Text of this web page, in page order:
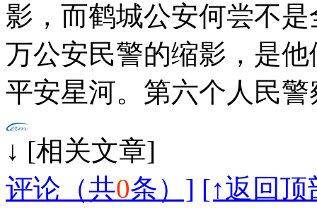
影，而鹤城公安何尝不
万公安民警的缩影，是
平安星河。第六个人民
↓ [相
评论（共0条）] [↑返回顶